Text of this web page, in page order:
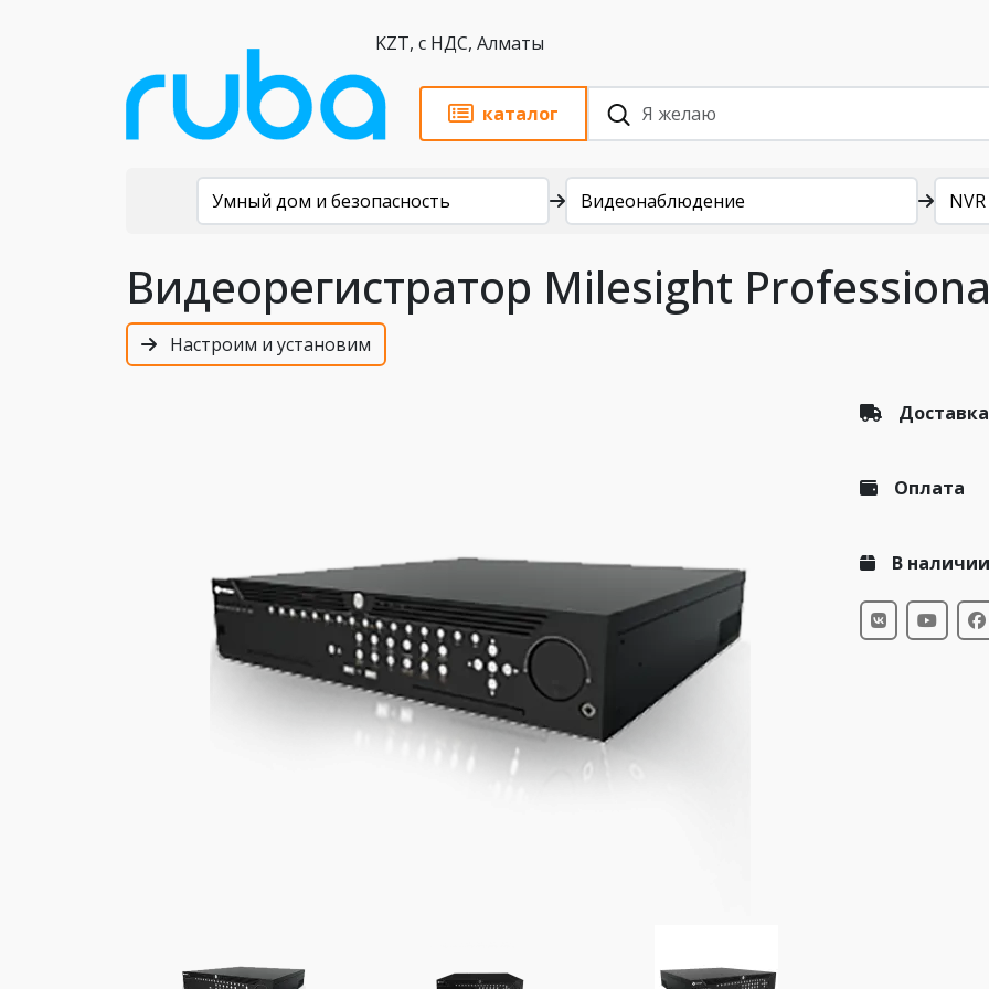
KZT, с НДС, Алматы
каталог
Каталог
Умный дом и безопасность Видеонаблюдение NVR
Видеорегистратор Milesight
Настроим и установим
Доставка
Оплата
В наличии